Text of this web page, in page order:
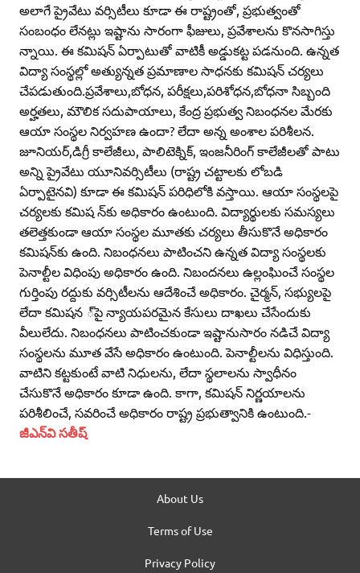
అలాగే ప్రైవేటు వర్సిటీలు కూడా ఈ రాష్ట్రంతో, ప్రభుత్వంతో
సంబంధం లేనట్లు ఇష్టాను సారంగా ఫీజులు, ప్రవేశాలను కొనసాగిస్తు
న్నాయి. ఈ కమిషన్‌ ఏర్పాటుతో వాటికీ అడ్డుకట్ట పడనుంది. ఉన్నత
విద్యా సంస్థల్లో అత్యున్నత ప్రమాణాల సాధనకు కమిషన్‌ చర్యలు
చేపడుతుంది.ప్రవేశాలు,బోధన, పరీక్షలు,పరిశోధన,బోధనా సిబ్బంది
అర్హతలు, మౌలిక సదుపాయాలు, కేంద్ర ప్రభుత్వ నిబంధనల మేరకు
ఆయా సంస్థల నిర్వహణ ఉందా? లేదా అన్న అంశాల పరిశీలన.
జూనియర్‌,డిగ్రీ కాలేజీలు, పాలిటెక్నిక్‌, ఇంజనీరింగ్‌ కాలేజీలతో పాటు
అన్ని ప్రైవేటు యూనివర్సిటీలు (రాష్ట్ర చట్టాలకు లోబడి
ఏర్పాటైనవి) కూడా ఈ కమిషన్‌ పరిధిలోకి వస్తాయి. ఆయా సంస్థలపై
చర్యలకు కమిష న్‌కు అధికారం ఉంటుంది. విద్యార్థులకు సమస్యలు
తలెత్తకుండా ఆయా సంస్థల మూతకు చర్యలు తీసుకొనే అధికారం
కమిషన్‌కు ఉంది. నిబంధనలు పాటించని ఉన్నత విద్యా సంస్థలకు
పెనాల్టీల విధింపు అధికారం ఉంది. నిబందనలు ఉల్లంఘించే సంస్థల
గుర్తింపు రద్దుకు వర్సిటీలను ఆదేశించే అధికారం. చైర్మన్‌, సభ్యులపై
లేదా కమిషన ్‌పై న్యాయపరమైన కేసులు దాఖలు చేసేందుకు
వీలులేదు. నిబంధనలు పాటించకుండా ఇష్టానుసారం నడిచే విద్యా
సంస్థలను మూత వేసే అధికారం ఉంటుంది. పెనాల్టీలను విధిస్తుంది.
వాటిని కట్టకుంటే వాటి నిధులను, లేదా స్థలాలను స్వాధీనం
చేసుకొనే అధికారం కూడా ఉంది. కాగా, కమిషన్‌ నిర్ణయాలను
పరిశీలించే, సవరించే అధికారం రాష్ట్ర ప్రభుత్వానికి ఉంటుంది.-
జీఎన్‌వి సతీష్‌
About Us
Terms of Use
Privacy Policy